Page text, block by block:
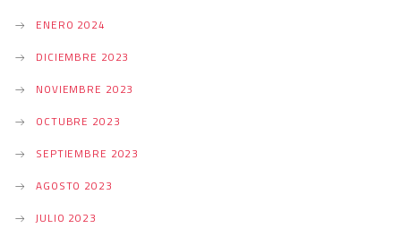
ENERO 2024
DICIEMBRE 2023
NOVIEMBRE 2023
OCTUBRE 2023
SEPTIEMBRE 2023
AGOSTO 2023
JULIO 2023